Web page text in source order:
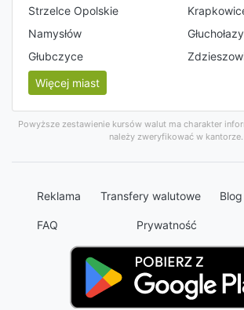
Strzelce Opolskie
Namysłów
Głuchołazy
Głubczyce
Więcej miast
Powyższe zestawienie kursów walut ma charakter
należy zweryfikować w kantorze.
Reklama Transfery walutowe Blog
FAQ Prywatność